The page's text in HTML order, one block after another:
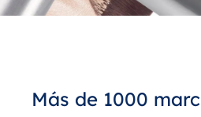
Más de 1000